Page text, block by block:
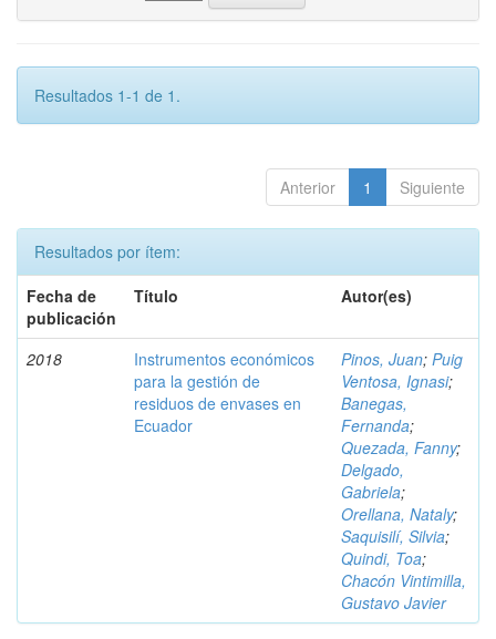
Resultados 1-1 de 1.
Anterior 1 Siguiente
Resultados por ítem:
Fecha de
publicación
Título Autor(es)
2018
Instrumentos económicos
para la gestión de
residuos de envases en
Ecuador
Pinos, Juan; Puig
Ventosa, Ignasi;
Banegas,
Fernanda;
Quezada, Fanny;
Delgado,
Gabriela;
Orellana, Nataly;
Saquisilí, Silvia;
Quindi, Toa;
Chacón Vintimilla,
Gustavo Javier